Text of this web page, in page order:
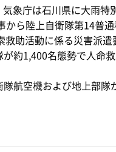
象庁は石川県に大雨特
から陸上自衛隊第14普
助活動に係る災害派遣
約1,400名態勢で人命
航空機および地上部